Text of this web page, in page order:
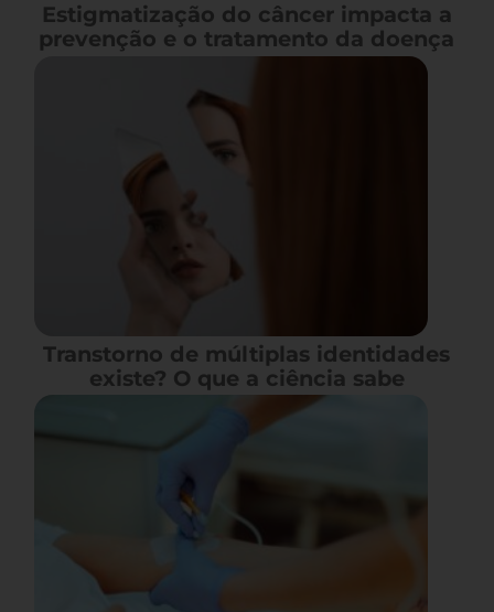
Estigmatização do câncer impacta a
prevenção e o tratamento da doença
Transtorno de múltiplas identidades
existe? O que a ciência sabe